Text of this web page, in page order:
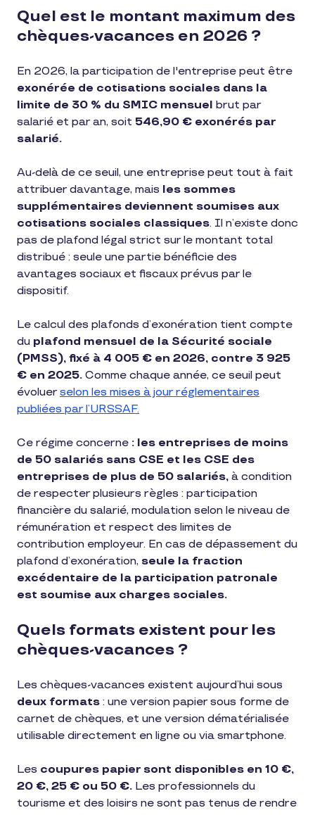
Quel est le montant maximum des
chèques-vacances en 2026 ?
En 2026, la participation de l'entreprise peut être
exonérée de cotisations sociales dans la
limite de 30 % du SMIC mensuel brut par
salarié et par an, soit 546,90 € exonérés par
salarié.
Au-delà de ce seuil, une entreprise peut tout à fait
attribuer davantage, mais les sommes
supplémentaires deviennent soumises aux
cotisations sociales classiques. Il n’existe donc
pas de plafond légal strict sur le montant total
distribué : seule une partie bénéficie des
avantages sociaux et fiscaux prévus par le
dispositif.
Le calcul des plafonds d’exonération tient compte
du plafond mensuel de la Sécurité sociale
(PMSS), fixé à 4 005 € en 2026, contre 3 925
€ en 2025. Comme chaque année, ce seuil peut
évoluerselon les mises à jour réglementaires
publiées par l’URSSAF.
Ce régime concerne : les entreprises de moins
de 50 salariés sans CSE et les CSE des
entreprises de plus de 50 salariés, à condition
de respecter plusieurs règles : participation
financière du salarié, modulation selon le niveau de
rémunération et respect des limites de
contribution employeur. En cas de dépassement du
plafond d’exonération, seule la fraction
excédentaire de la participation patronale
est soumise aux charges sociales.
Quels formats existent pour les
chèques-vacances ?
Les chèques-vacances existent aujourd’hui sous
deux formats : une version papier sous forme de
carnet de chèques, et une version dématérialisée
utilisable directement en ligne ou via smartphone.
Les coupures papier sont disponibles en 10 €,
20 €, 25 € ou 50 €. Les professionnels du
tourisme et des loisirs ne sont pas tenus de rendre